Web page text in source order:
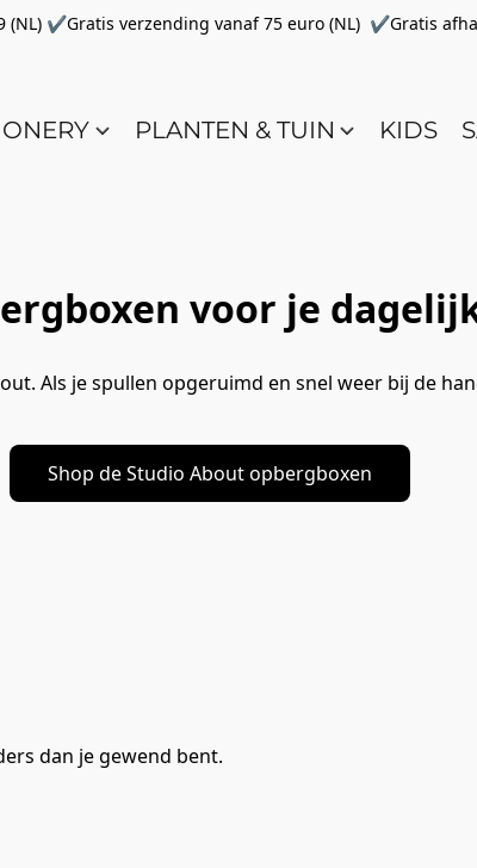
(NL) ✔Gratis verzending vanaf 75 euro (NL) ✔Gratis
PLANTEN & TUIN KIDS
voor je
Als je spullen opgeruimd en snel weer bij de
Shop de Studio About opbergboxen
dan je gewend bent.